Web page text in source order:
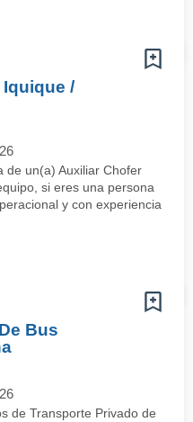
/
de un(a) Auxiliar Chofer
si eres una persona
y con experiencia
Bus
de Transporte Privado de